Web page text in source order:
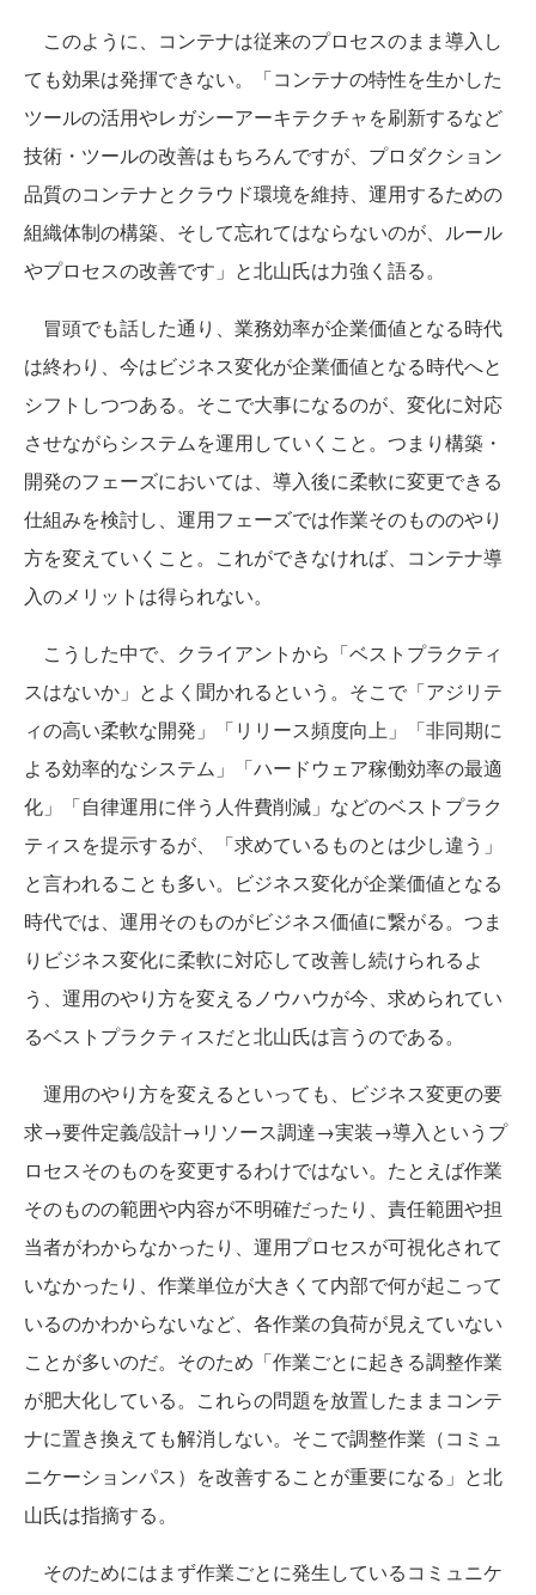
このように、コンテナは従来のプロセスのまま導入し
ても効果は発揮できない。「コンテナの特性を生かした
ツールの活用やレガシーアーキテクチャを刷新するなど
技術・ツールの改善はもちろんですが、プロダクション
品質のコンテナとクラウド環境を維持、運用するための
組織体制の構築、そして忘れてはならないのが、ルール
やプロセスの改善です」と北山氏は力強く語る。
冒頭でも話した通り、業務効率が企業価値となる時代
は終わり、今はビジネス変化が企業価値となる時代へと
シフトしつつある。そこで大事になるのが、変化に対応
させながらシステムを運用していくこと。つまり構築・
開発のフェーズにおいては、導入後に柔軟に変更できる
仕組みを検討し、運用フェーズでは作業そのもののやり
方を変えていくこと。これができなければ、コンテナ導
入のメリットは得られない。
こうした中で、クライアントから「ベストプラクティ
スはないか」とよく聞かれるという。そこで「アジリテ
ィの高い柔軟な開発」「リリース頻度向上」「非同期に
よる効率的なシステム」「ハードウェア稼働効率の最適
化」「自律運用に伴う人件費削減」などのベストプラク
ティスを提示するが、「求めているものとは少し違う」
と言われることも多い。ビジネス変化が企業価値となる
時代では、運用そのものがビジネス価値に繋がる。つま
りビジネス変化に柔軟に対応して改善し続けられるよ
う、運用のやり方を変えるノウハウが今、求められてい
るベストプラクティスだと北山氏は言うのである。
運用のやり方を変えるといっても、ビジネス変更の要
求→要件定義/設計→リソース調達→実装→導入というプ
ロセスそのものを変更するわけではない。たとえば作業
そのものの範囲や内容が不明確だったり、責任範囲や担
当者がわからなかったり、運用プロセスが可視化されて
いなかったり、作業単位が大きくて内部で何が起こって
いるのかわからないなど、各作業の負荷が見えていない
ことが多いのだ。そのため「作業ごとに起きる調整作業
が肥大化している。これらの問題を放置したままコンテ
ナに置き換えても解消しない。そこで調整作業（コミュ
ニケーションパス）を改善することが重要になる」と北
山氏は指摘する。
そのためにはまず作業ごとに発生しているコミュニケ